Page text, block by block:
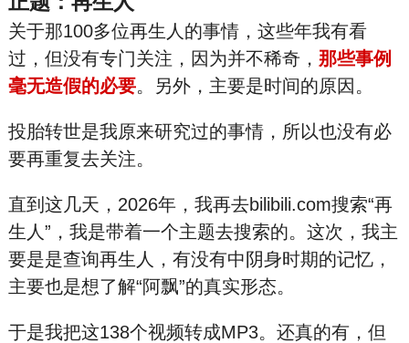
关于那100多位再生人的事情，这些年我有看
过，但没有专门关注，因为并不稀奇， 那些事例
毫无造假的必要。另外，主要是时间的原因。
投胎转世是我原来研究过的事情，所以也没有必
要再重复去关注。
直到这几天，2026年，我再去bilibili.com搜索“再
生人”，我是带着一个主题去搜索的。这次，我主
要是是查询再生人，有没有中阴身时期的记忆，
主要也是想了解“阿飘”的真实形态。
于是我把这138个视频转成MP3。还真的有，但